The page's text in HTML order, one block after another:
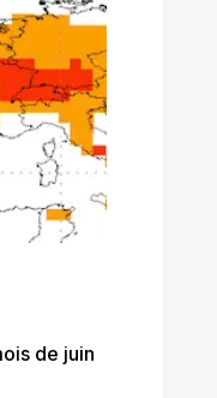
de juin